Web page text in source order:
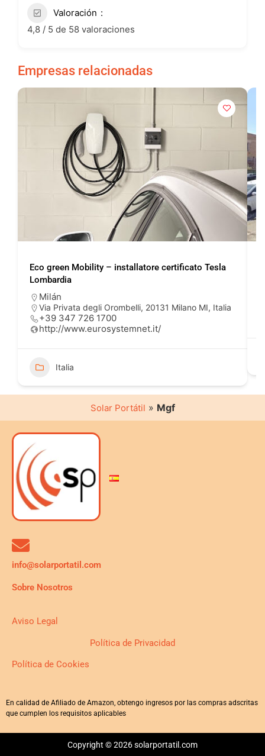
Valoración
4,8 / 5 de 58 valoraciones
Empresas relacionadas
Eco green Mobility – installatore certificato Tesla
Lombardia
Milán
Via Privata degli Orombelli, 20131 Milano MI, Italia
+39 347 726 1700
http://www.eurosystemnet.it/
Italia
Solar Portátil » Mgf
info@solarportatil.com
Sobre Nosotros
Aviso Legal
Política de Privacidad
Política de Cookies
En calidad de Afiliado de Amazon, obtengo ingresos por las compras adscritas
que cumplen los requisitos aplicables
Copyright © 2026 solarportatil.com